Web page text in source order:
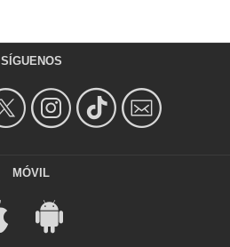
SÍGUENOS
MÓVIL